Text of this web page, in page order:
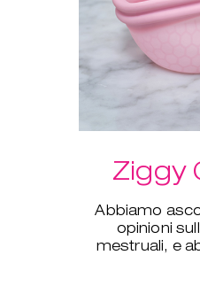
Ziggy
Abbiamo
opinioni
mestruali, e